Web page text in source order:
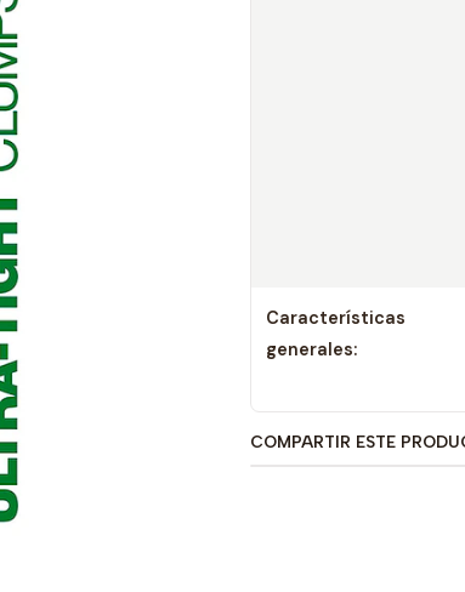
Características
generales:
COMPARTIR ESTE